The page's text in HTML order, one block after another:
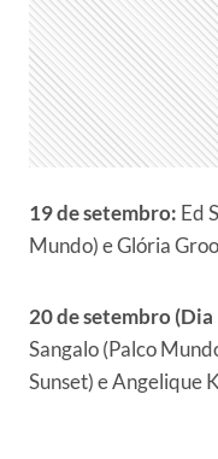
19 de setembro: Ed
Mundo) e Glória
20 de setembro (Dia
Sangalo (Palco
Sunset) e Angelique